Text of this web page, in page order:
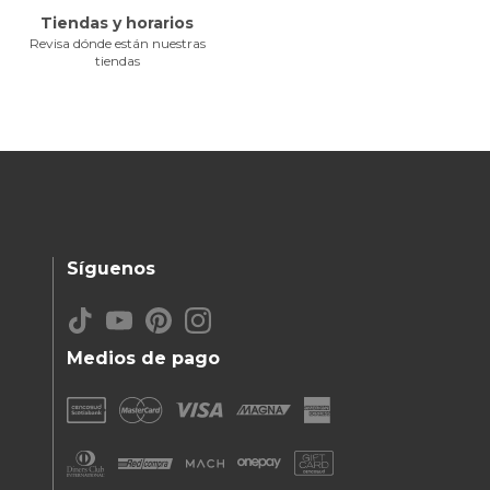
Tiendas y horarios
Revisa dónde están nuestras
tiendas
Medios de pago
Síguenos